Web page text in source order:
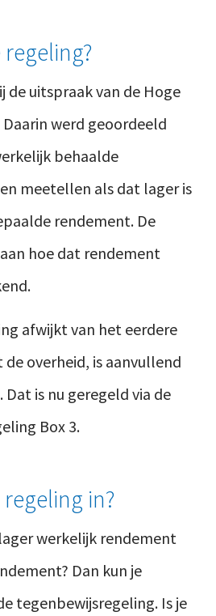
de uitspraak van de Hoge
Daarin werd geoordeeld
behaalde
meetellen als dat lager is
rendement. De
hoe dat rendement
afwijkt van het eerdere
overheid, is aanvullend
is nu geregeld via de
Box 3.
in?
werkelijk rendement
Dan kun je
tegenbewijsregeling. Is je